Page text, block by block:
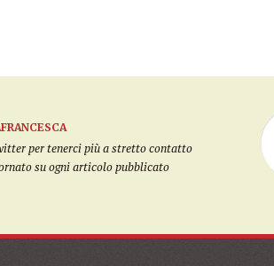
per tenerci più a stretto contatto
su ogni articolo pubblicato